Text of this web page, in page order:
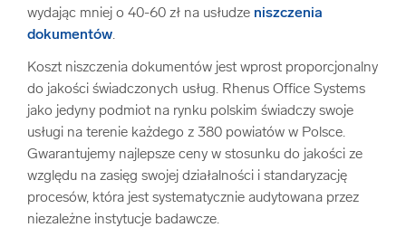
wydając mniej o 40-60 zł na usłudze niszczenia
dokumentów.
Koszt niszczenia dokumentów jest wprost proporcjonalny
do jakości świadczonych usług. Rhenus Office Systems
jako jedyny podmiot na rynku polskim świadczy swoje
usługi na terenie każdego z 380 powiatów w Polsce.
Gwarantujemy najlepsze ceny w stosunku do jakości ze
względu na zasięg swojej działalności i standaryzację
procesów, która jest systematycznie audytowana przez
niezależne instytucje badawcze.